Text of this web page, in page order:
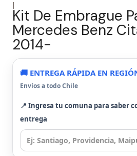
|
Kit De Embrague
Mercedes Benz
2014-
🚚 ENTREGA RÁPIDA EN
Envíos a todo Chile
📍 Ingresa tu comuna para saber
entrega